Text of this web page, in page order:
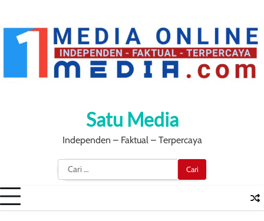
content
Satu Media
Independen – Faktual – Terpercaya
Cari
untuk: